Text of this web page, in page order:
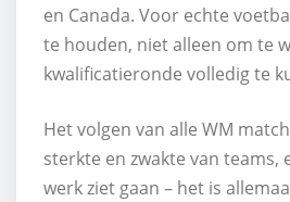
en Canada. Voor echte
te houden, niet alleen om te
kwalificatieronde volledig te
Het volgen van alle WM
sterkte en zwakte van
werk ziet gaan – het is